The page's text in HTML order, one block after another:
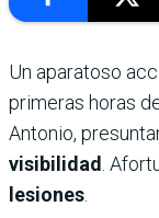
Un aparatoso
primeras horas
Antonio,
visibilidad .
lesiones